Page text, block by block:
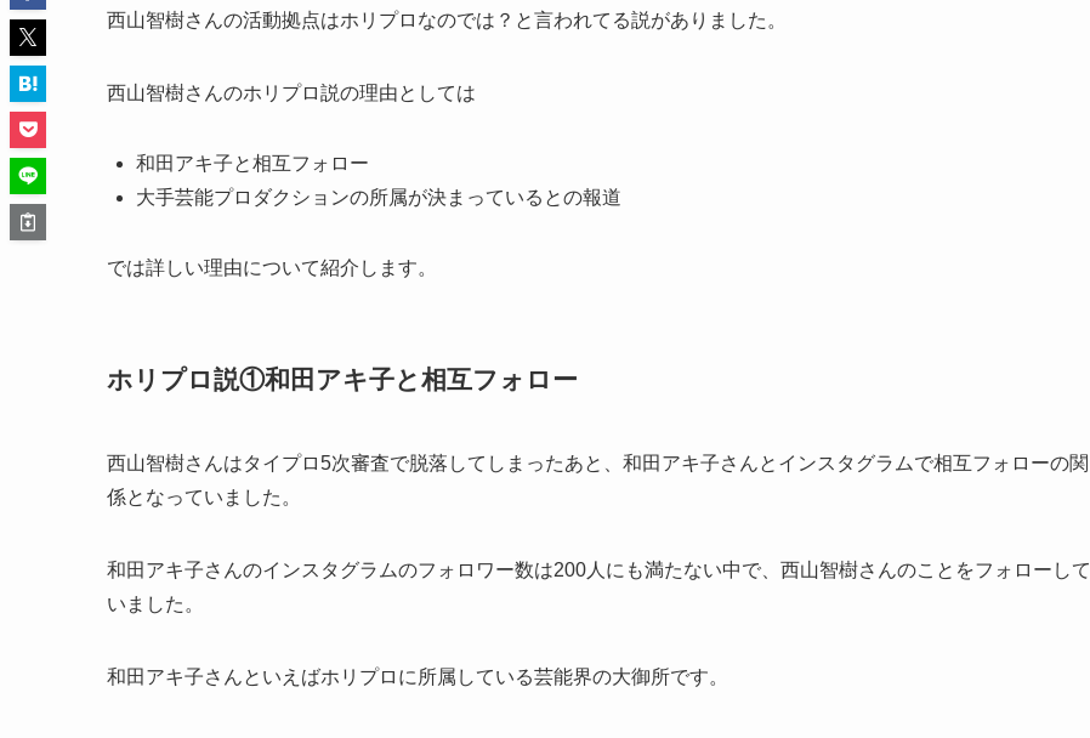
西山智樹さんの活動拠点はホリプロなのでは？と言われてる説がありました。
西山智樹さんのホリプロ説の理由としては
和田アキ子と相互フォロー
大手芸能プロダクションの所属が決まっているとの報道
では詳しい理由について紹介します。
ホリプロ説①和田アキ子と相互フォロー
西山智樹さんはタイプロ5次審査で脱落してしまったあと、 和田アキ子さんとインスタグラムで相互フォローの関
係となっていました。
和田アキ子さんのインスタグラムのフォロワー数は200人にも満たない中で、西山智樹さんのことをフォローして
いました。
和田アキ子さんといえばホリプロに所属している芸能界の大御所です。